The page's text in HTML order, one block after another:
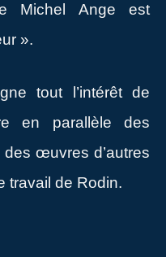
Michel Ange est
».
tout l’intérêt de
en parallèle des
œuvres d’autres
travail de Rodin.